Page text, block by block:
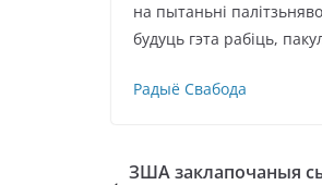
на пытаньні
будуць гэта рабіць,
Радыё Свабода
ЗША заклапочаныя